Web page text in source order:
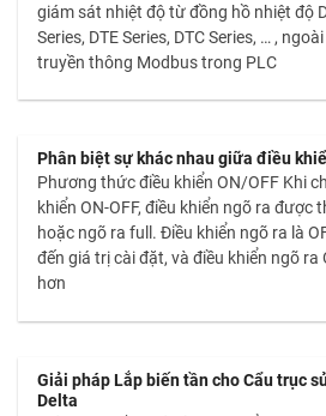
giám sát nhiệt độ từ đồng hồ nhiệt độ
Series, DTE Series, DTC Series, … ,
truyền thông Modbus trong PLC
Phân biệt sự khác nhau giữa điều
Phương thức điều khiển ON/OFF Khi
khiển ON-OFF, điều khiển ngõ ra được
hoặc ngõ ra full. Điều khiển ngõ ra là
đến giá trị cài đặt, và điều khiển ngõ
hơn
Giải pháp Lắp biến tần cho Cẩu trục
Delta